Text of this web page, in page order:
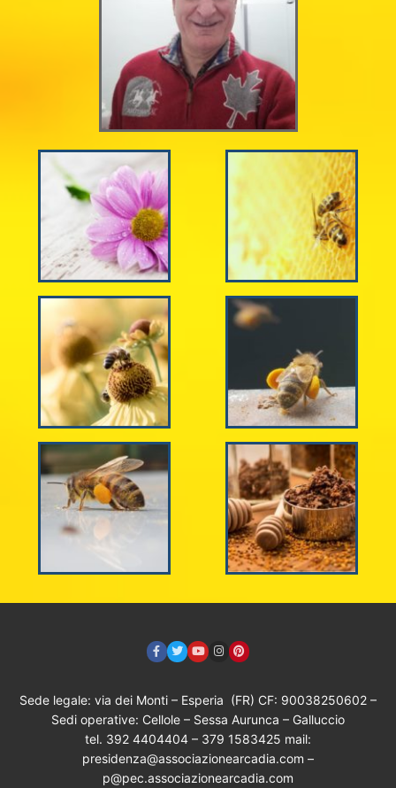
Sede legale: via dei Monti – Esperia (FR) CF: 90038250602 –
Sedi operative: Cellole – Sessa Aurunca – Galluccio
tel. 392 4404404 – 379 1583425 mail:
presidenza@associazionearcadia.com –
p@pec.associazionearcadia.com